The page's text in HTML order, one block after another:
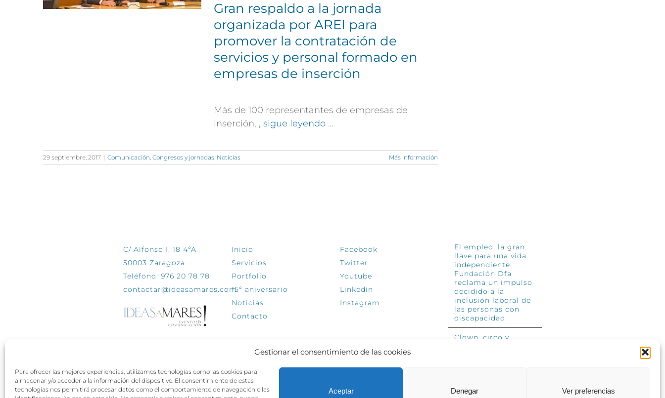
Gestionar el consentimiento de las cookies
Para ofrecer las mejores experiencias, utilizamos tecnologías como las cookies para
almacenar y/o acceder a la información del dispositivo. El consentimiento de estas
tecnologías nos permitirá procesar datos como el comportamiento de navegación o las
Aceptar Denegar Ver preferencias
Gran respaldo a la jornada
organizada por AREI para
promover la contratación de
servicios y personal formado en
empresas de inserción
Más de 100 representantes de empresas de
inserción, , sigue leyendo …
29 septiembre, 2017 | Comunicación Congresos y jornadas Noticias Más información
C/ Alfonso I, 18 4ºA
50003 Zaragoza
Teléfono: 976 20 78 78
contactar@ideasamares.com
Inicio
Servicios
Portfolio
15º aniversario
Noticias
Contacto
Facebook
Twitter
Youtube
Linkedin
Instagram
El empleo, la gran
llave para una vida
independiente:
Fundación Dfa
reclama un impulso
decidido a la
inclusión laboral de
las personas con
discapacidad
Clown, circo y
segundo “Festival